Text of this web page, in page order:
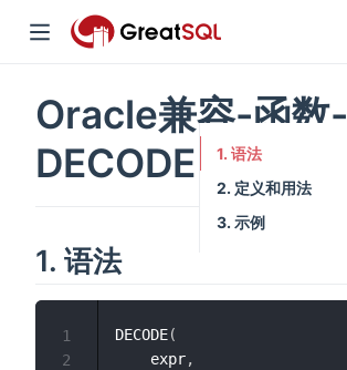
Oracle兼容-函数-
DECODE()函数
1. 语法
DECODE(
    expr
,
1
2
1. 语法
2. 定义和用法
3. 示例